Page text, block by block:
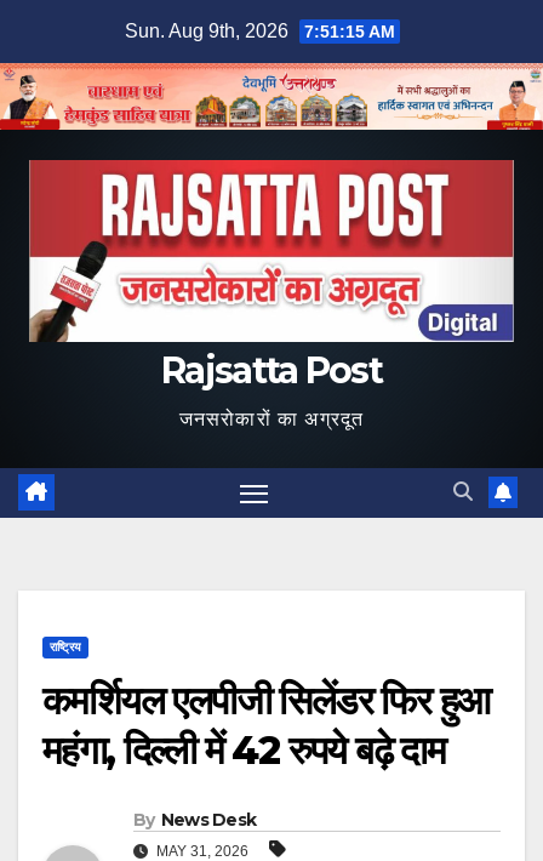
content
Sun. Aug 9th, 2026 7:51:16 AM
Rajsatta Post
जनसरोकारों का अग्रदूत
राष्ट्रिय
कमर्शियल एलपीजी सिलेंडर फिर हुआ
महंगा, दिल्ली में 42 रुपये बढ़े दाम
By News Desk
MAY 31, 2026